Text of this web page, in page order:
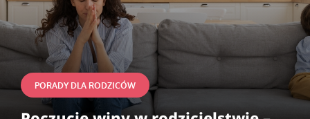
PORADY DLA RODZICÓW